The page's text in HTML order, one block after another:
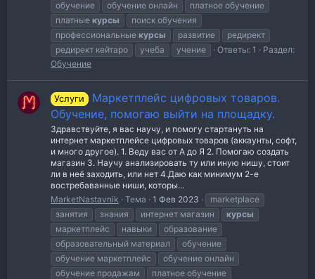
обучение
обучение онлайн
платное обучение
платные курсы
поиск обучения
профессиональные курсы развитие
редирект
редирект кейтаро
учеба учение Ответы: 1
Раздел:
Обучение
Услуги
Маркетплейс цифровых товаров.
Обучение, помогаю выйти на площадку.
Здравствуйте, я вас научу, и помогу стартануть на
интернет маркетплейсе цифровых товаров (аккаунты, софт,
и много другое). 1. Веду вас от А до Я 2. Помогаю создать
магазин 3. Научу анализировать ту или иную нишу, стоит
ли в неё заходить, или нет 4.Даю как минимум 2-е
востребаванные ниши, которы...
MarketNastavnik
Тема 1 Фев 2023
marketplace
занятия
знания интернет магазин
курсы
маркетплейс
навыки
образование
образовательный материал
обучение
обучение маркетплейс
обучение онлайн
обучение продажам
платное обучение